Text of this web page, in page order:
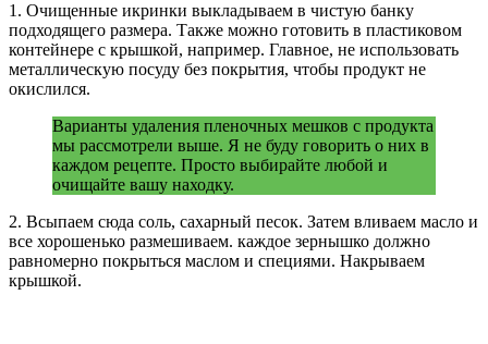
1. Очищенные икринки выкладываем в чистую банку
подходящего размера. Также можно готовить в пластиковом
контейнере с крышкой, например. Главное, не использовать
металлическую посуду без покрытия, чтобы продукт не
окислился.
Варианты удаления пленочных мешков с продукта
мы рассмотрели выше. Я не буду говорить о них в
каждом рецепте. Просто выбирайте любой и
очищайте вашу находку.
2. Всыпаем сюда соль, сахарный песок. Затем вливаем масло и
все хорошенько размешиваем. каждое зернышко должно
равномерно покрыться маслом и специями. Накрываем
крышкой.